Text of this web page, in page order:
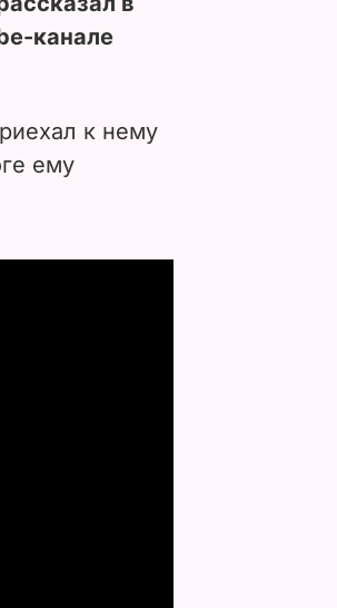
канале
к нему
ему